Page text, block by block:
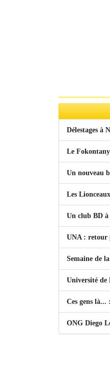
Délestages à
Le
Un nouveau
Les
Un club BD à
UNA : retour
Semaine de
Université de
Ces gens
ONG Diego